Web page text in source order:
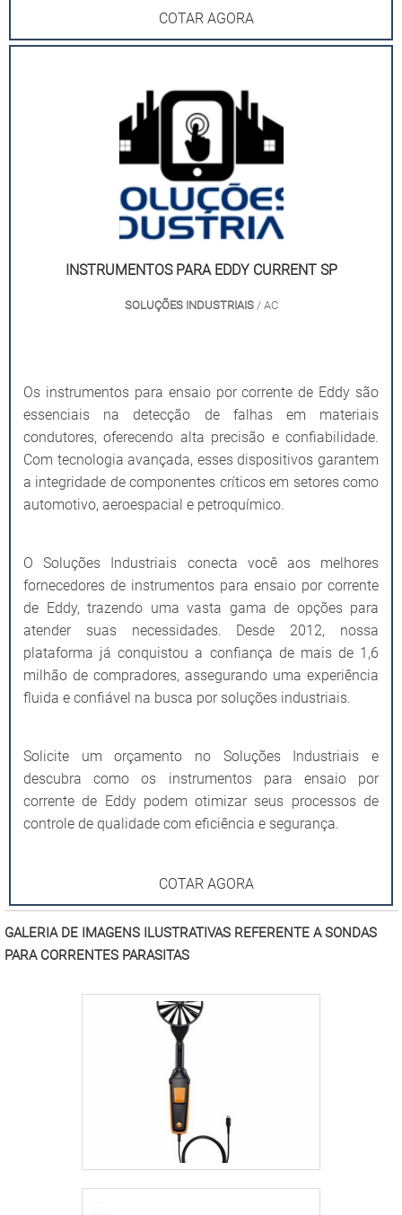
COTAR AGORA
INSTRUMENTOS PARA EDDY CURRENT SP
SOLUÇÕES INDUSTRIAIS/ AC
Os instrumentos para ensaio por corrente de Eddy são
essenciais na detecção de falhas em materiais
condutores, oferecendo alta precisão e confiabilidade.
Com tecnologia avançada, esses dispositivos garantem
a integridade de componentes críticos em setores como
automotivo, aeroespacial e petroquímico.
O Soluções Industriais conecta você aos melhores
fornecedores de instrumentos para ensaio por corrente
de Eddy, trazendo uma vasta gama de opções para
atender suas necessidades. Desde 2012, nossa
plataforma já conquistou a confiança de mais de 1,6
milhão de compradores, assegurando uma experiência
fluida e confiável na busca por soluções industriais.
Solicite um orçamento no Soluções Industriais e
descubra como os instrumentos para ensaio por
corrente de Eddy podem otimizar seus processos de
controle de qualidade com eficiência e segurança.
COTAR AGORA
GALERIA DE IMAGENS ILUSTRATIVAS REFERENTE A SONDAS
PARA CORRENTES PARASITAS